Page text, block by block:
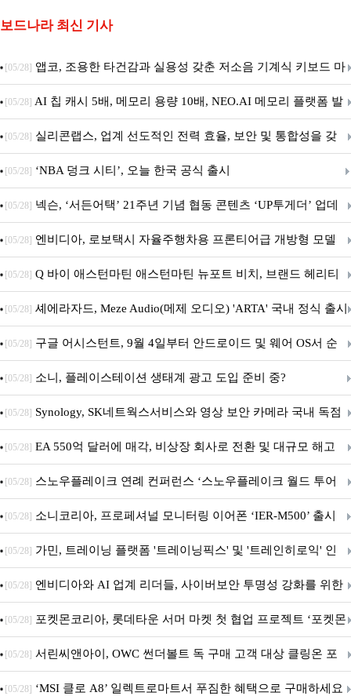
보드나라 최신 기사
[05/28] 앱코, 조용한 타건감과 실용성 갖춘 저소음 기계식 키보드 마
우스 세트 'KM580' 출시
[05/28] AI 칩 캐시 5배, 메모리 용량 10배, NEO.AI 메모리 플랫폼 발
표
[05/28] 실리콘랩스, 업계 선도적인 전력 효율, 보안 및 통합성을 갖
춘 초저전력 블루투스 LE SoC ‘BG2B’ 공개
[05/28] ‘NBA 덩크 시티’, 오늘 한국 공식 출시
[05/28] 넥슨, ‘서든어택’ 21주년 기념 협동 콘텐츠 ‘UP투게더’ 업데
이트
[05/28] 엔비디아, 로보택시 자율주행차용 프론티어급 개방형 모델
‘알파마요 2 슈퍼’ 상업적 이용 가능
[05/28] Q 바이 애스턴마틴 애스턴마틴 뉴포트 비치, 브랜드 헤리티
지 담은 ‘헤리티지 에디션 컬렉션’ 공개
[05/28] 셰에라자드, Meze Audio(메제 오디오) 'ARTA' 국내 정식 출시
[05/28] 구글 어시스턴트, 9월 4일부터 안드로이드 및 웨어 OS서 순
차 서비스 종료
[05/28] 소니, 플레이스테이션 생태계 광고 도입 준비 중?
[05/28] Synology, SK네트웍스서비스와 영상 보안 카메라 국내 독점
판매 파트너십 체결
[05/28] EA 550억 달러에 매각, 비상장 회사로 전환 및 대규모 해고
전망
[05/28] 스노우플레이크 연례 컨퍼런스 ‘스노우플레이크 월드 투어
서울’ 개최
[05/28] 소니코리아, 프로페셔널 모니터링 이어폰 ‘IER-M500’ 출시
[05/28] 가민, 트레이닝 플랫폼 '트레이닝픽스' 및 '트레인히로익' 인
수로 선수와 코치에 맞춤형 훈련 지원 확대
[05/28] 엔비디아와 AI 업계 리더들, 사이버보안 투명성 강화를 위한
SAFE 가이드라인 제안
[05/28] 포켓몬코리아, 롯데타운 서머 마켓 첫 협업 프로젝트 ‘포켓몬
별빛낙원’ 개최
[05/28] 서린씨앤아이, OWC 썬더볼트 독 구매 고객 대상 클링온 포
트 고정 홀더 증정 이벤트 앵콜 연장 진행
[05/28] ‘MSI 클로 A8’ 일렉트로마트서 푸짐한 혜택으로 구매하세요